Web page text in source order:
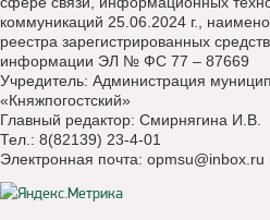
коммуникаций 25.06.2024 г.,
реестра зарегистрированных
информации ЭЛ № ФС 77 – 87669
Учредитель: Администрация
«Княжпогостский»
Главный редактор: Смирнягина И.В.
Тел.: 8(82139) 23-4-01
Электронная почта: opmsu@inbox.ru